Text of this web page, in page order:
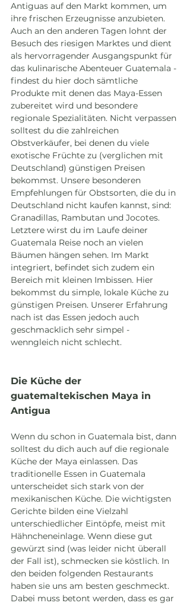
Antiguas auf den Markt kommen, um
ihre frischen Erzeugnisse anzubieten.
Auch an den anderen Tagen lohnt der
Besuch des riesigen Marktes und dient
als hervorragender Ausgangspunkt für
das kulinarische Abenteuer Guatemala -
findest du hier doch sämtliche
Produkte mit denen das Maya-Essen
zubereitet wird und besondere
regionale Spezialitäten. Nicht verpassen
solltest du die zahlreichen
Obstverkäufer, bei denen du viele
exotische Früchte zu (verglichen mit
Deutschland) günstigen Preisen
bekommst. Unsere besonderen
Empfehlungen für Obstsorten, die du in
Deutschland nicht kaufen kannst, sind:
Granadillas, Rambutan und Jocotes.
Letztere wirst du im Laufe deiner
Guatemala Reise noch an vielen
Bäumen hängen sehen. Im Markt
integriert, befindet sich zudem ein
Bereich mit kleinen Imbissen. Hier
bekommst du simple, lokale Küche zu
günstigen Preisen. Unserer Erfahrung
nach ist das Essen jedoch auch
geschmacklich sehr simpel -
wenngleich nicht schlecht.
Die Küche der
guatemaltekischen Maya in
Antigua
Wenn du schon in Guatemala bist, dann
solltest du dich auch auf die regionale
Küche der Maya einlassen. Das
traditionelle Essen in Guatemala
unterscheidet sich stark von der
mexikanischen Küche. Die wichtigsten
Gerichte bilden eine Vielzahl
unterschiedlicher Eintöpfe, meist mit
Hähncheneinlage. Wenn diese gut
gewürzt sind (was leider nicht überall
der Fall ist), schmecken sie köstlich. In
den beiden folgenden Restaurants
haben sie uns am besten geschmeckt.
Dabei muss betont werden, dass es gar